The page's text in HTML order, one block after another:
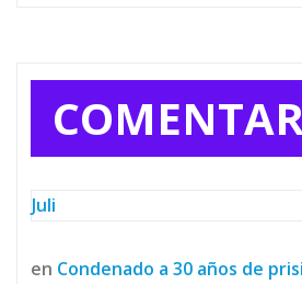
Juli
en Condenado a 30 años de